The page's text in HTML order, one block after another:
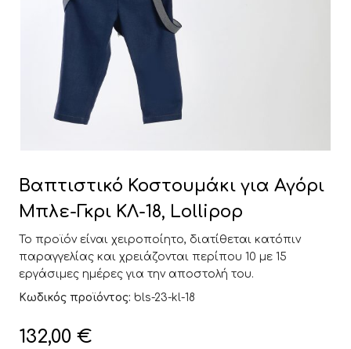
Βαπτιστικό Κοστουμάκι για Αγόρι
Μπλε-Γκρι ΚΛ-18, Lollipop
Το προϊόν είναι χειροποίητο, διατίθεται κατόπιν
παραγγελίας και χρειάζονται περίπου 10 με 15
εργάσιμες ημέρες για την αποστολή του.
Κωδικός προϊόντος: bls-23-kl-18
132,00 €